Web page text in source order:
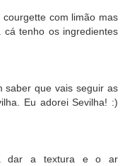
com limão mas
tenho os ingredientes
saber que vais seguir as
Eu adorei Sevilha! :)
dar a textura e o ar